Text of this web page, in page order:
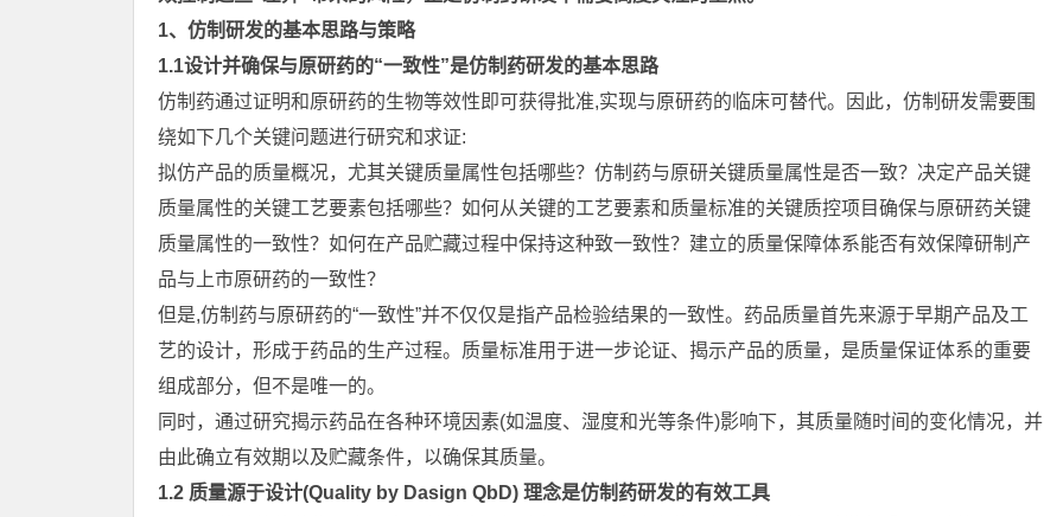
1、仿制研发的基本思路与策略
1.1设计并确保与原研药的“一致性”是仿制药研发的基本思路
仿制药通过证明和原研药的生物等效性即可获得批准,实现与原研药的临床可替代。因此，仿制研发需要围
绕如下几个关键问题进行研究和求证:
拟仿产品的质量概况，尤其关键质量属性包括哪些？仿制药与原研关键质量属性是否一致？决定产品关键
质量属性的关键工艺要素包括哪些？如何从关键的工艺要素和质量标准的关键质控项目确保与原研药关键
质量属性的一致性？如何在产品贮藏过程中保持这种致一致性？建立的质量保障体系能否有效保障研制产
品与上市原研药的一致性？
但是,仿制药与原研药的“一致性”并不仅仅是指产品检验结果的一致性。药品质量首先来源于早期产品及工
艺的设计，形成于药品的生产过程。质量标准用于进一步论证、揭示产品的质量，是质量保证体系的重要
组成部分，但不是唯一的。
同时，通过研究揭示药品在各种环境因素(如温度、湿度和光等条件)影响下，其质量随时间的变化情况，并
由此确立有效期以及贮藏条件，以确保其质量。
1.2 质量源于设计(Quality by Dasign QbD) 理念是仿制药研发的有效工具